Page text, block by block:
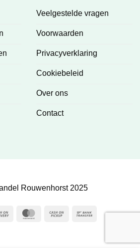
Veelgestelde vragen
Voorwaarden
Privacyverklaring
Cookiebeleid
Over ons
Contact
Rouwenhorst 2025
Cash
MasterCard
Cash
Bank